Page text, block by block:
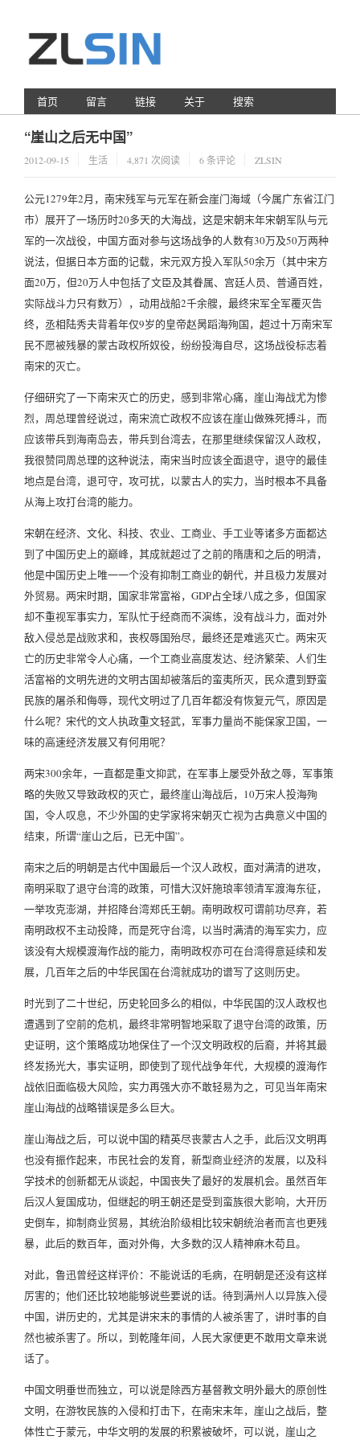
首页 留言 链接 关于 搜索
“崖山之后无中国”
2012-09-15 生活 4,871 次阅读 6 条评论 ZLSIN
公元1279年2月，南宋残军与元军在新会崖门海域（今属广东省江门
市）展开了一场历时20多天的大海战，这是宋朝末年宋朝军队与元
军的一次战役，中国方面对参与这场战争的人数有30万及50万两种
说法，但据日本方面的记载，宋元双方投入军队50余万（其中宋方
面20万，但20万人中包括了文臣及其眷属、宫廷人员、普通百姓，
实际战斗力只有数万），动用战船2千余艘，最终宋军全军覆灭告
终，丞相陆秀夫背着年仅9岁的皇帝赵昺蹈海殉国，超过十万南宋军
民不愿被残暴的蒙古政权所奴役，纷纷投海自尽，这场战役标志着
南宋的灭亡。
仔细研究了一下南宋灭亡的历史，感到非常心痛，崖山海战尤为惨
烈，周总理曾经说过，南宋流亡政权不应该在崖山做殊死搏斗，而
应该带兵到海南岛去，带兵到台湾去，在那里继续保留汉人政权，
我很赞同周总理的这种说法，南宋当时应该全面退守，退守的最佳
地点是台湾，退可守，攻可扰，以蒙古人的实力，当时根本不具备
从海上攻打台湾的能力。
宋朝在经济、文化、科技、农业、工商业、手工业等诸多方面都达
到了中国历史上的巅峰，其成就超过了之前的隋唐和之后的明清，
他是中国历史上唯一一个没有抑制工商业的朝代，并且极力发展对
外贸易。两宋时期，国家非常富裕，GDP占全球八成之多，但国家
却不重视军事实力，军队忙于经商而不演练，没有战斗力，面对外
敌入侵总是战败求和，丧权辱国殆尽，最终还是难逃灭亡。两宋灭
亡的历史非常令人心痛，一个工商业高度发达、经济繁荣、人们生
活富裕的文明先进的文明古国却被落后的蛮夷所灭，民众遭到野蛮
民族的屠杀和侮辱，现代文明过了几百年都没有恢复元气，原因是
什么呢？宋代的文人执政重文轻武，军事力量尚不能保家卫国，一
味的高速经济发展又有何用呢？
两宋300余年，一直都是重文抑武，在军事上屡受外敌之辱，军事策
略的失败又导致政权的灭亡，最终崖山海战后，10万宋人投海殉
国，令人叹息，不少外国的史学家将宋朝灭亡视为古典意义中国的
结束，所谓“崖山之后，已无中国”。
南宋之后的明朝是古代中国最后一个汉人政权，面对满清的进攻，
南明采取了退守台湾的政策，可惜大汉奸施琅率领清军渡海东征，
一举攻克澎湖，并招降台湾郑氏王朝。南明政权可谓前功尽弃，若
南明政权不主动投降，而是死守台湾，以当时满清的海军实力，应
该没有大规模渡海作战的能力，南明政权亦可在台湾得意延续和发
展，几百年之后的中华民国在台湾就成功的谱写了这则历史。
时光到了二十世纪，历史轮回多么的相似，中华民国的汉人政权也
遭遇到了空前的危机，最终非常明智地采取了退守台湾的政策，历
史证明，这个策略成功地保住了一个汉文明政权的后裔，并将其最
终发扬光大，事实证明，即使到了现代战争年代，大规模的渡海作
战依旧面临极大风险，实力再强大亦不敢轻易为之，可见当年南宋
崖山海战的战略错误是多么巨大。
崖山海战之后，可以说中国的精英尽丧蒙古人之手，此后汉文明再
也没有振作起来，市民社会的发育，新型商业经济的发展，以及科
学技术的创新都无从谈起，中国丧失了最好的发展机会。虽然百年
后汉人复国成功，但继起的明王朝还是受到蛮族很大影响，大开历
史倒车，抑制商业贸易，其统治阶级相比较宋朝统治者而言也更残
暴，此后的数百年，面对外侮，大多数的汉人精神麻木苟且。
对此，鲁迅曾经这样评价：不能说话的毛病，在明朝是还没有这样
厉害的；他们还比较地能够说些要说的话。待到满州人以异族入侵
中国，讲历史的，尤其是讲宋末的事情的人被杀害了，讲时事的自
然也被杀害了。所以，到乾隆年间，人民大家便更不敢用文章来说
话了。
中国文明垂世而独立，可以说是除西方基督教文明外最大的原创性
文明，在游牧民族的入侵和打击下，在南宋末年，崖山之战后，整
体性亡于蒙元，中华文明的发展的积累被破坏，可以说，崖山之